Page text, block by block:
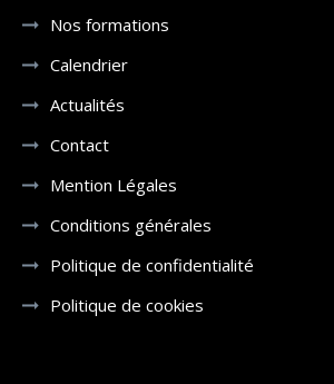
Nos formations
Calendrier
Actualités
Contact
Mention Légales
Conditions générales
Politique de confidentialité
Politique de cookies